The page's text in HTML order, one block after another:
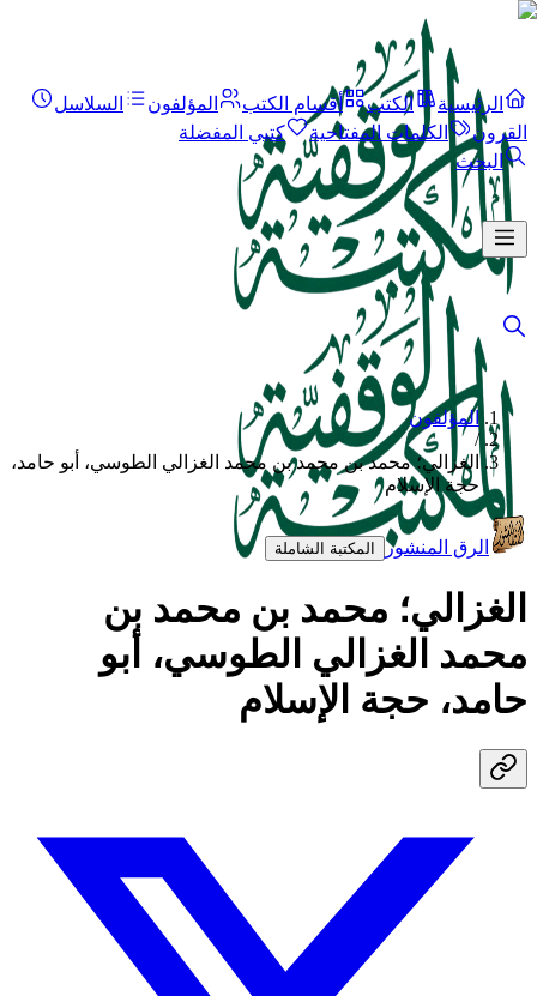
الرئيسية الكتب أقسام الكتب المؤلفون
السلاسل
القرون
الكلمات المفتاحية
كتبي المفضلة
البحث
المؤلفون
/
الغزالي؛ محمد بن محمد بن محمد الغزالي الطوسي، أبو حامد،
حجة الإسلام
الرق المنشور المكتبة الشاملة
الغزالي؛ محمد بن محمد بن
محمد الغزالي الطوسي، أبو
حامد، حجة الإسلام